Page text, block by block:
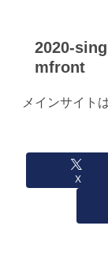
2020-
mfront
メインサイト
X